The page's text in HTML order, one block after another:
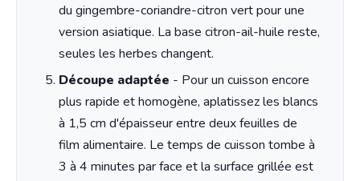
du gingembre-coriandre-citron vert pour une
version asiatique. La base citron-ail-huile reste,
seules les herbes changent.
Découpe adaptée - Pour un cuisson encore
plus rapide et homogène, aplatissez les blancs
à 1,5 cm d'épaisseur entre deux feuilles de
film alimentaire. Le temps de cuisson tombe à
3 à 4 minutes par face et la surface grillée est